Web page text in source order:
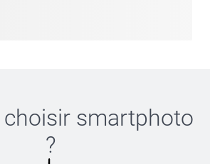
smartphoto
?